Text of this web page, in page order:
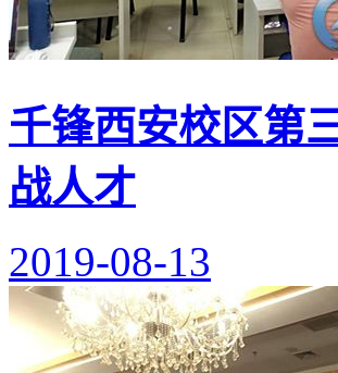
千锋西安校区第
战人才
2019-08-13